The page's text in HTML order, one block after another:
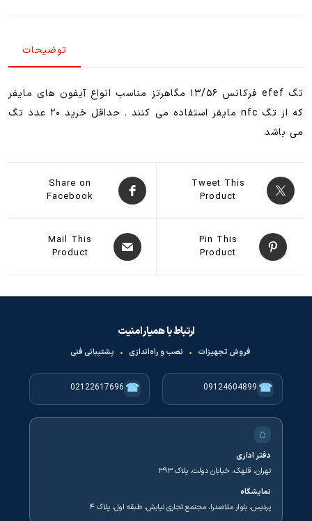
مگاهرتز
۱۰
عددی
توضیحات
تگ efef فرکانس ۱۳/۵۶ مگاهرتز مناسب انواع آیفون های مایفر
که از تگ nfc مایفر استفاده می کنند . حداقل خرید ۲۰ عدد تگ
می باشد
Tweet This
Product
Share on
Facebook
Pin This
Product
Mail This
Product
ارتباط با همیار امنیت
فروش تجهیزات • نصب و راه‌اندازی • پشتیبانی فنی
☎
09124604899
☎
02122617696
⌂
دفتر اداری
تهران، قلهک، خیابان دولت، پلاک ۳۹۳
نمایشگاه
پردیس، بلوار ملاصدرا، مجتمع تجاری نیایش، طبقه اول، پلاک ۴